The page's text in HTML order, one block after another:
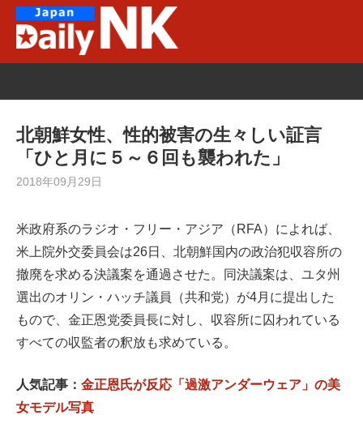
北朝鮮女性、性的被害の生々しい証言
「ひと月に５～６回も襲われた」
2018年09月29日
米政府系のラジオ・フリー・アジア（RFA）によれば、
米上院外交委員会は26日、北朝鮮国内の政治犯収容所の
撤廃を求める決議案を通過させた。同決議案は、ユタ州
選出のオリン・ハッチ議員（共和党）が4月に提出した
もので、金正恩党委員長に対し、収容所に囚われている
すべての収監者の釈放も求めている。
人気記事： 金正恩氏が反応「過激アンダーウェア」の美
女モデル写真